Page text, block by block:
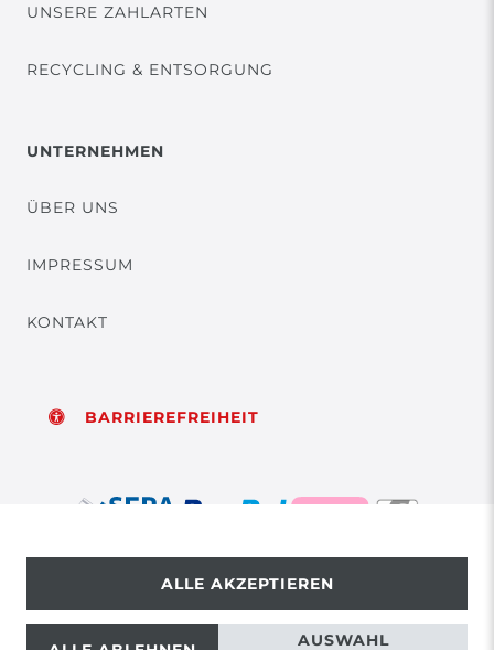
UNSERE ZAHLARTEN
RECYCLING & ENTSORGUNG
UNTERNEHMEN
ÜBER UNS
IMPRESSUM
KONTAKT
BARRIEREFREIHEIT
© Copyright 2026 | Alle Rechte vorbehalten.
ALLE AKZEPTIEREN
AUSWAHL